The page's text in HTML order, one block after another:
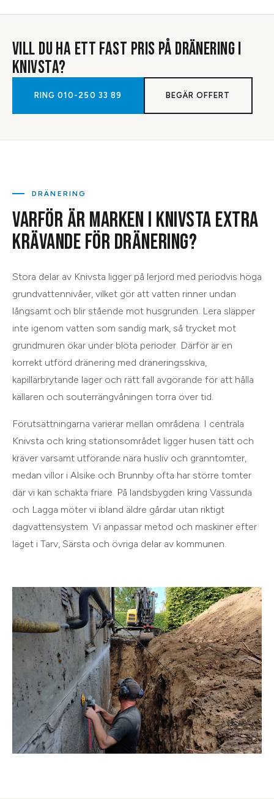
VILL DU HA ETT FAST PRIS PÅ DRÄNERINGI
KNIVSTA?
RING010-250 33 89 BEGÄR OFFERT
DRÄNERING
VARFÖR ÄR MARKEN I KNIVSTA EXTRA
KRÄVANDE FÖR DRÄNERING?
Stora delar av Knivsta ligger på lerjord med periodvis höga
grundvattennivåer, vilket gör att vatten rinner undan
långsamt och blir stående mot husgrunden. Lera släpper
inte igenom vatten som sandig mark, så trycket mot
grundmuren ökar under blöta perioder. Därför är en
korrekt utförd dränering med dräneringsskiva,
kapillärbrytande lager och rätt fall avgörande för att hålla
källaren och souterrängvåningen torra över tid.
Förutsättningarna varierar mellan områdena. I centrala
Knivsta och kring stationsområdet ligger husen tätt och
kräver varsamt utförande nära husliv och granntomter,
medan villor i Alsike och Brunnby ofta har större tomter
där vi kan schakta friare. På landsbygden kring Vassunda
och Lagga möter vi ibland äldre gårdar utan riktigt
dagvattensystem. Vi anpassar metod och maskiner efter
läget i Tarv, Särsta och övriga delar av kommunen.